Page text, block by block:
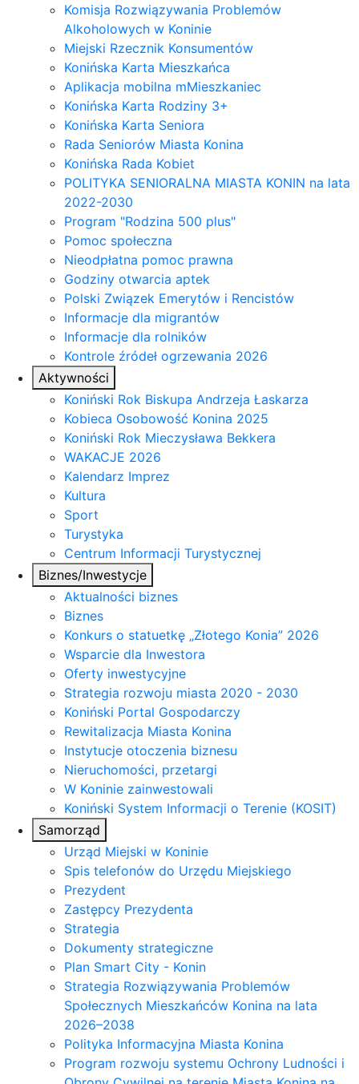
Komisja Rozwiązywania Problemów
Alkoholowych w Koninie
Miejski Rzecznik Konsumentów
Konińska Karta Mieszkańca
Aplikacja mobilna mMieszkaniec
Konińska Karta Rodziny 3+
Konińska Karta Seniora
Rada Seniorów Miasta Konina
Konińska Rada Kobiet
POLITYKA SENIORALNA MIASTA KONIN na lata
2022-2030
Program "Rodzina 500 plus"
Pomoc społeczna
Nieodpłatna pomoc prawna
Godziny otwarcia aptek
Polski Związek Emerytów i Rencistów
Informacje dla migrantów
Informacje dla rolników
Kontrole źródeł ogrzewania 2026
Aktywności
Koniński Rok Biskupa Andrzeja Łaskarza
Kobieca Osobowość Konina 2025
Koniński Rok Mieczysława Bekkera
WAKACJE 2026
Kalendarz Imprez
Kultura
Sport
Turystyka
Centrum Informacji Turystycznej
Biznes/Inwestycje
Aktualności biznes
Biznes
Konkurs o statuetkę „Złotego Konia” 2026
Wsparcie dla Inwestora
Oferty inwestycyjne
Strategia rozwoju miasta 2020 - 2030
Koniński Portal Gospodarczy
Rewitalizacja Miasta Konina
Instytucje otoczenia biznesu
Nieruchomości, przetargi
W Koninie zainwestowali
Koniński System Informacji o Terenie (KOSIT)
Samorząd
Urząd Miejski w Koninie
Spis telefonów do Urzędu Miejskiego
Prezydent
Zastępcy Prezydenta
Strategia
Dokumenty strategiczne
Plan Smart City - Konin
Strategia Rozwiązywania Problemów
Społecznych Mieszkańców Konina na lata
2026–2038
Polityka Informacyjna Miasta Konina
Program rozwoju systemu Ochrony Ludności i